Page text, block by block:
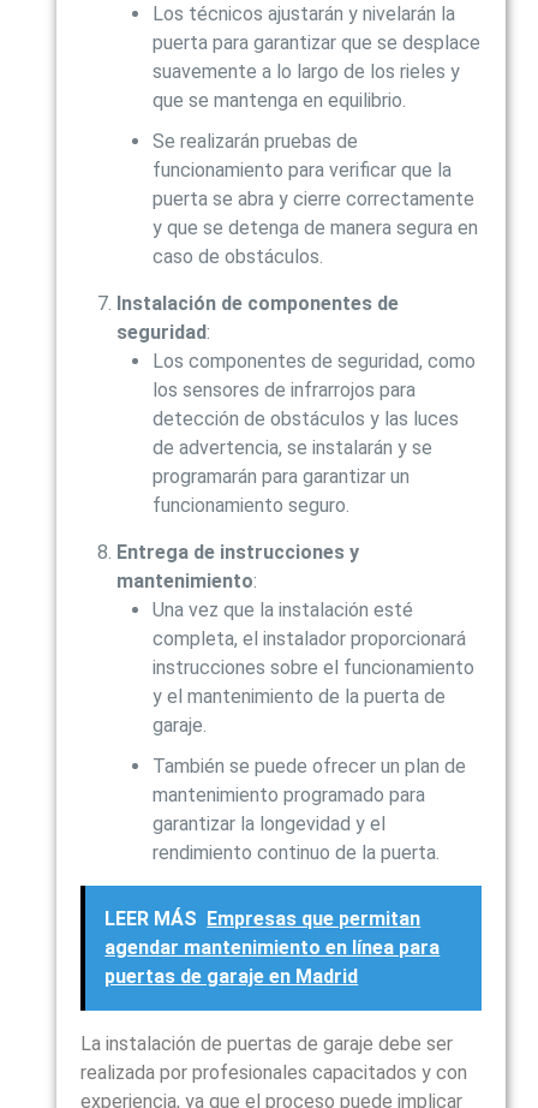
Los técnicos ajustarán y nivelarán la
puerta para garantizar que se desplace
suavemente a lo largo de los rieles y
que se mantenga en equilibrio.
Se realizarán pruebas de
funcionamiento para verificar que la
puerta se abra y cierre correctamente
y que se detenga de manera segura en
caso de obstáculos.
Instalación de componentes de
seguridad:
Los componentes de seguridad, como
los sensores de infrarrojos para
detección de obstáculos y las luces
de advertencia, se instalarán y se
programarán para garantizar un
funcionamiento seguro.
Entrega de instrucciones y
mantenimiento:
Una vez que la instalación esté
completa, el instalador proporcionará
instrucciones sobre el funcionamiento
y el mantenimiento de la puerta de
garaje.
También se puede ofrecer un plan de
mantenimiento programado para
garantizar la longevidad y el
rendimiento continuo de la puerta.
LEER MÁS Empresas que permitan
agendar mantenimiento en línea para
puertas de garaje en Madrid
La instalación de puertas de garaje debe ser
realizada por profesionales capacitados y con
experiencia, ya que el proceso puede implicar